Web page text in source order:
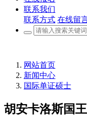
联系我们
联系方式 在线留
网站首页
新闻中心
国际单证硕士
胡安卡洛斯国